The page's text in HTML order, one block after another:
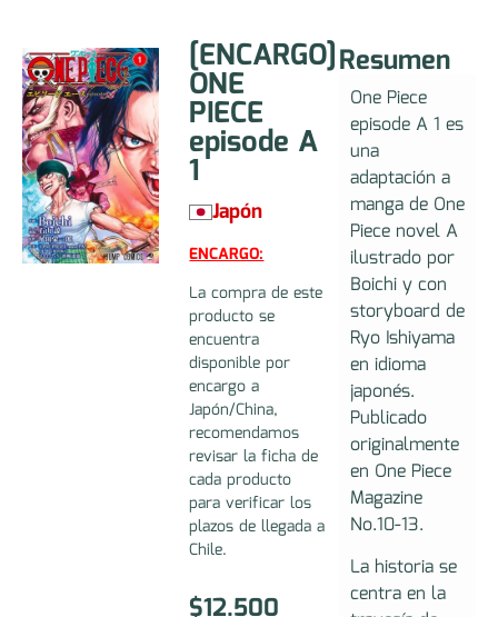
[ENCARGO]
ONE
PIECE
episode A
1
Japón
ENCARGO:
La compra de este
producto se
encuentra
disponible por
encargo a
Japón/China,
recomendamos
revisar la ficha de
cada producto
para verificar los
plazos de llegada a
Chile.
$12.500
Resumen
One Piece
episode A 1 es
una
adaptación a
manga de One
Piece novel A
ilustrado por
Boichi y con
storyboard de
Ryo Ishiyama
en idioma
japonés.
Publicado
originalmente
en One Piece
Magazine
No.10-13.
La historia se
centra en la